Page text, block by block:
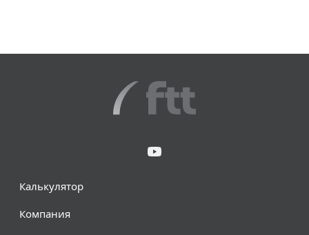
Калькулятор
Компания